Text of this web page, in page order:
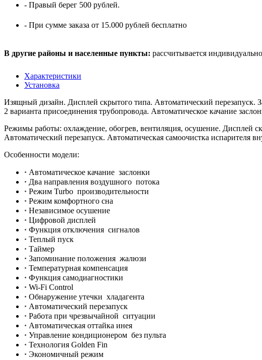
- Правый берег 500 рублей.
- При сумме заказа от 15.000 рублей бесплатно
В другие районы и населенные пункты: рассчитывается индивидуально ​
Характеристики
Установка
Изящный дизайн. Дисплей скрытого типа. Автоматический
2 варианта присоединения трубопровода. Автоматическое качание
Режимы работы: охлаждение, обогрев, вентиляция, осушение. Дисплей
Автоматический перезапуск. Автоматическая самоочистка испарителя
Особенности модели:​
• Автоматическое качание заслонки
• Два направления воздушного потока
• Режим Turbo производительности
• Режим комфортного сна
• Независимое осушение
• Цифровой дисплей
• Функция отключения сигналов
• Теплый пуск
• Таймер
• Запоминание положения жалюзи
• Температурная компенсация
• Функция самодиагностики
• Wi-Fi Control
• Обнаружение утечки хладагента
• Автоматический перезапуск
• Работа при чрезвычайной ситуации
• Автоматическая оттайка инея
• Управление кондиционером без пульта
• Технология Golden Fin
• Экономичный режим